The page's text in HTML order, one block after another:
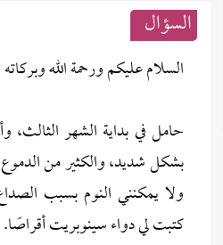
السؤال
السلام عليكم ورحمة الله وبركاته
حامل في بداية الشهر الثالث،
بشكل شديد، والكثير من
ولا يمكنني النوم بسبب
كتبت لي دواء سينوبريت أقراصًا.